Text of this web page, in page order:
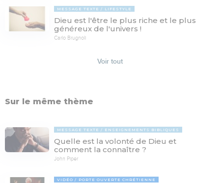
MESSAGE TEXTE LIFESTYLE
Dieu est l'être le plus riche et le plus
généreux de l'univers !
Carlo Brugnoli
Voir tout
Sur le même thème
MESSAGE TEXTE ENSEIGNEMENTS BIBLIQUES
Quelle est la volonté de Dieu et
comment la connaître ?
John Piper
VIDÉO PORTE OUVERTE CHRÉTIENNE